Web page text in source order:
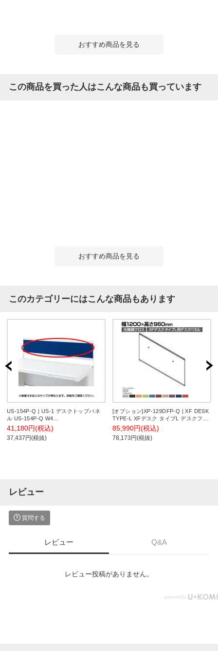
おすすめ商品を見る
この商品を買った人はこんな商品も買っています
おすすめ商品を見る
このカテゴリーにはこんな商品もあります
US-154P-Q | US-1 デスクトップパネ
ル US-154P-Q W4
W1500×D25×H400mm プラス(PLUS)
41,180円(税込)
37,437円(税抜)
[オプション]XP-129DFP-Q | XF DESK
TYPE-L XFデスク タイプL デスクフロ
ントパネル(光触媒クロス) ファンクシ
ョンビーム用 シルバーフレーム 幅
1200×高さ960mm プラス(PLUS)
85,990円(税込)
78,173円(税抜)
レビュー
質問する
レビュー Q&A
レビュー投稿がありません。